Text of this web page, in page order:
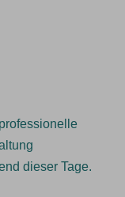
dieser Tage.